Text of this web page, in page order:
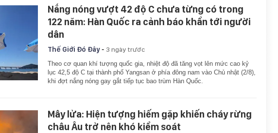
Nắng nóng vượt 42 độ C chưa từng có trong
122 năm: Hàn Quốc ra cảnh báo khẩn tới người
dân
Thế Giới Đó Đây- 3 ngày trước
Theo cơ quan khí tượng quốc gia, nhiệt độ đã tăng vọt lên mức cao kỷ
lục 42,5 độ C tại thành phố Yangsan ở phía đông nam vào Chủ nhật (2/8),
khi đợt nắng nóng gay gắt tiếp tục bao trùm Hàn Quốc.
Mây lửa: Hiện tượng hiếm gặp khiến cháy rừng
châu Âu trở nên khó kiểm soát